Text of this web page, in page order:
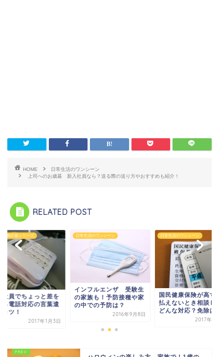
HOME
日常生活のワンシーン
上司へのお歳暮 新入社員なら？送る際の送り方やおすすめも紹介！
RELATED POST
社員応援シリーズ
社員でちょっと差を
る電話対応の言葉遣
ツ！
2017年1月3日
日常生活のワンシーン
インフルエンザ 受験生
の家族も！予防接種や家
の中での予防は？
2016年9月8日
日常生活のワンシーン
国民健康保険が高す
払えないとき相談し
どんな対応？免除は
2017年8